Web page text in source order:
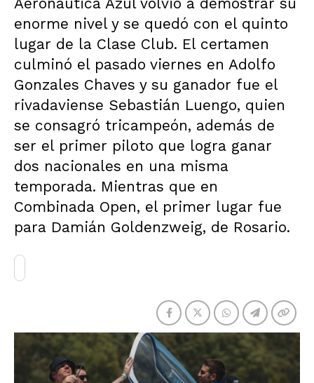
enorme nivel y se quedó con el quinto
lugar de la Clase Club. El certamen
culminó el pasado viernes en Adolfo
Gonzales Chaves y su ganador fue el
rivadaviense Sebastián Luengo, quien
se consagró tricampeón, además de
ser el primer piloto que logra ganar
dos nacionales en una misma
temporada. Mientras que en
Combinada Open, el primer lugar fue
para Damián Goldenzweig, de Rosario.